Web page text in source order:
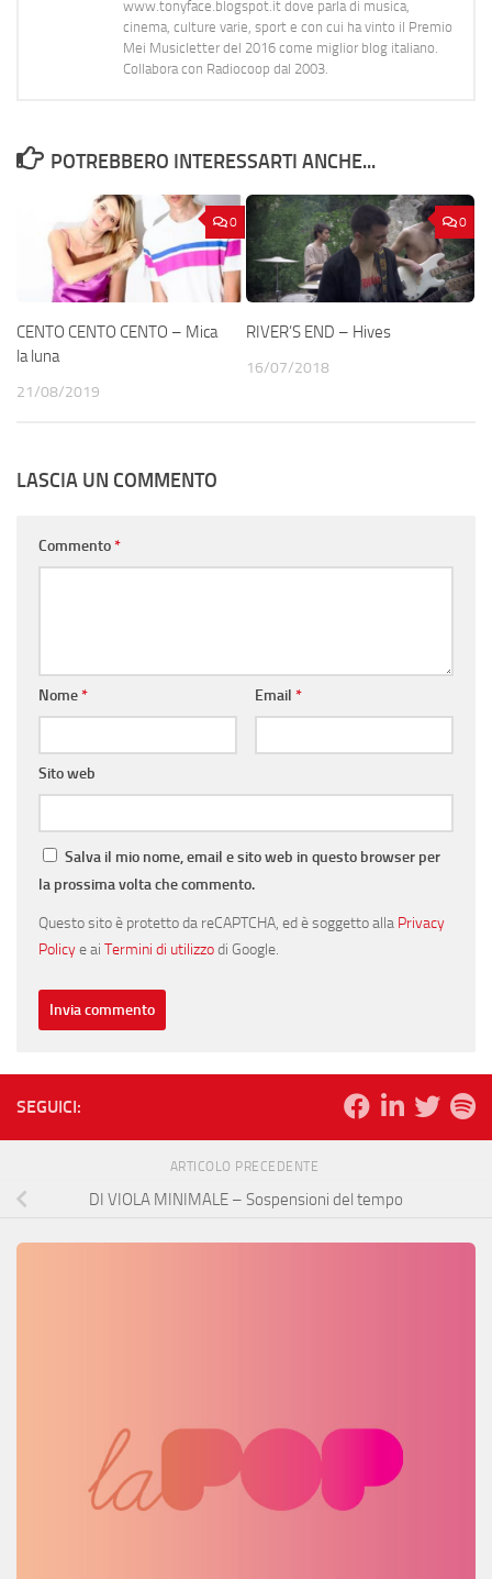
www.tonyface.blogspot.it dove parla di musica,
cinema, culture varie, sport e con cui ha vinto il Premio
Mei Musicletter del 2016 come miglior blog italiano.
Collabora con Radiocoop dal 2003.
POTREBBERO INTERESSARTI ANCHE...
0
CENTO CENTO CENTO – Mica
la luna
21/08/2019
0
RIVER’S END – Hives
16/07/2018
LASCIA UN COMMENTO
Commento*
Nome* Email *
Sito web
Salva il mio nome, email e sito web in questo browser per
la prossima volta che commento.
Questo sito è protetto da reCAPTCHA, ed è soggetto alla Privacy
Policye ai Termini di utilizzodi Google.
SEGUICI:
ARTICOLO PRECEDENTE
DI VIOLA MINIMALE – Sospensioni del tempo